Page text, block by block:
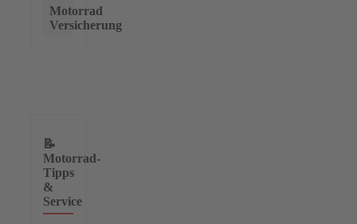
Motorrad
Versicherung
📝
Motorrad-
Tipps
&
Service